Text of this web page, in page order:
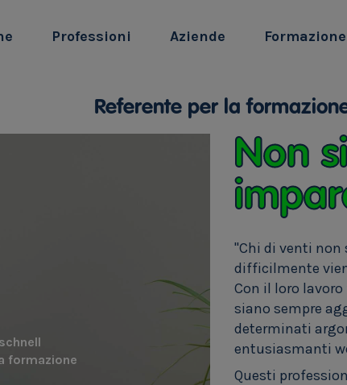
Professioni Aziende Formazione
Referente per la
Non
"Chi di venti non
difficilmente
Con il loro
siano sempre
determinati
entusiasmanti
Questi
formazione